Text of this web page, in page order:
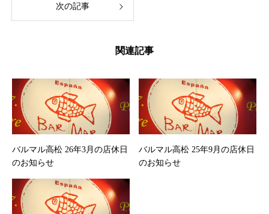
次の記事
関連記事
バルマル高松 26年3月の店休日
のお知らせ
バルマル高松 25年9月の店休日
のお知らせ